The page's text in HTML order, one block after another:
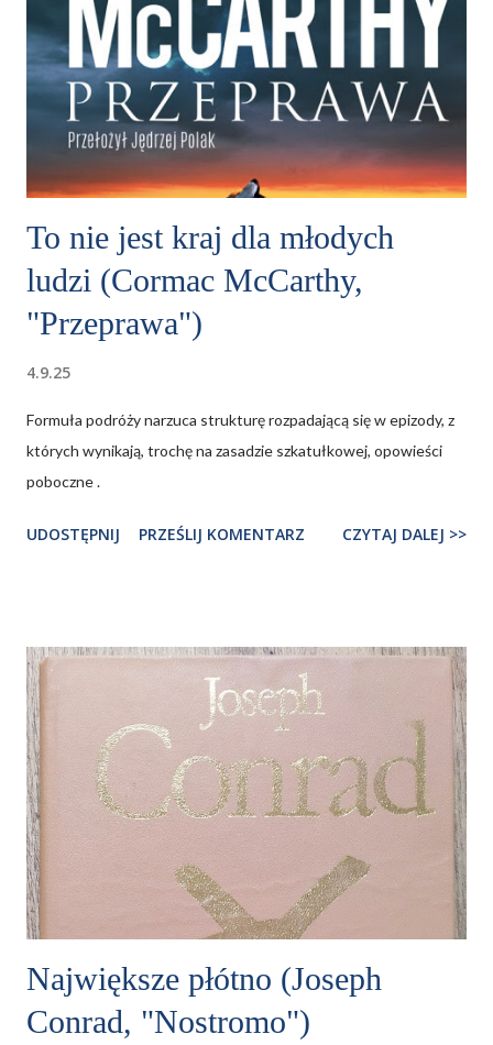
To nie jest kraj dla młodych
ludzi (Cormac McCarthy,
"Przeprawa")
4.9.25
Formuła podróży narzuca strukturę rozpadającą się w epizody, z
których wynikają, trochę na zasadzie szkatułkowej, opowieści
poboczne .
UDOSTĘPNIJ PRZEŚLIJ KOMENTARZ CZYTAJ DALEJ >>
Największe płótno (Joseph
Conrad, "Nostromo")